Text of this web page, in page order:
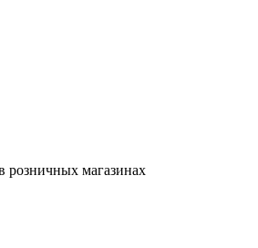
розничных магазинах